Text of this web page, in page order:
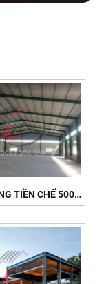
NHÀ XƯỞNG TIỀN CHẾ 500M² - 1000M²: CHI PHÍ VÀ THỜI GIAN THI CÔNG 2026